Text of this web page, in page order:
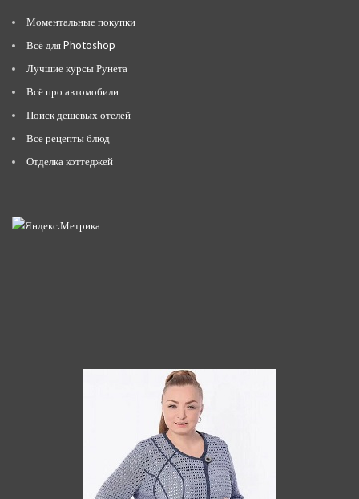
Моментальные покупки
Всё для Photoshop
Лучшие курсы Рунета
Всё про автомобили
Поиск дешевых отелей
Все рецепты блюд
Отделка коттеджей